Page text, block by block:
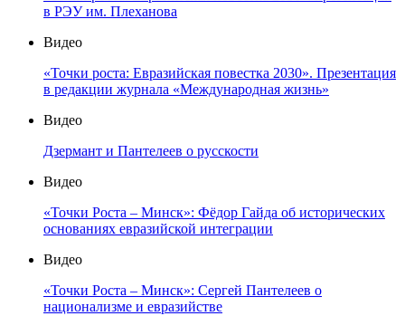
в РЭУ им. Плеханова
Видео
«Точки роста: Евразийская повестка 2030». Презентация
в редакции журнала «Международная жизнь»
Видео
Дзермант и Пантелеев о русскости
Видео
«Точки Роста – Минск»: Фёдор Гайда об исторических
основаниях евразийской интеграции
Видео
«Точки Роста – Минск»: Сергей Пантелеев о
национализме и евразийстве